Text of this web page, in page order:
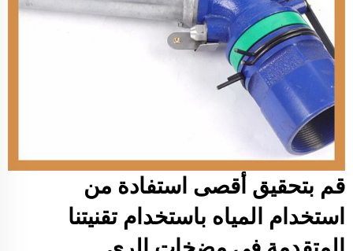
قم بتحقيق أقصى استفادة من
استخدام المياه باستخدام تقنيتنا